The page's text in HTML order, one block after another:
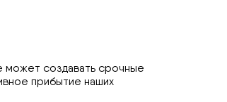
может создавать срочные
прибытие наших